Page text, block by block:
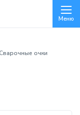
Меню
очки